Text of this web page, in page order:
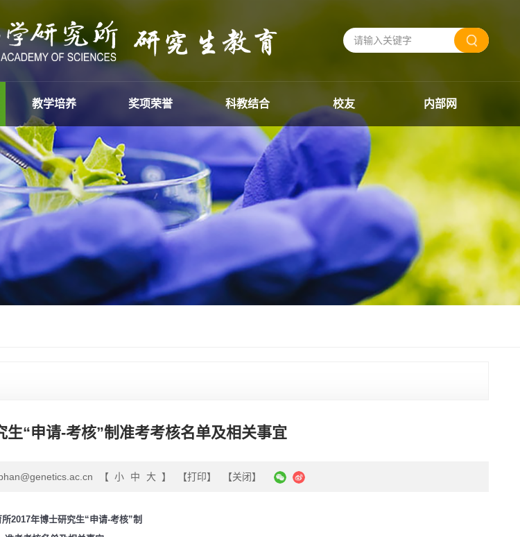
教学培养 奖项荣誉 科教结合 校友 内部网
生“申请-考核”制准考考核名单及相关事宜
【 小 中 大】 【打印】 【关闭】
2017年博士研究生“申请-考核”制